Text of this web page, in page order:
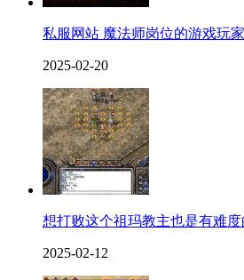
私服网站 魔法师岗位的游戏玩
2025-02-20
想打败这个祖玛教主也是有难度
2025-02-12